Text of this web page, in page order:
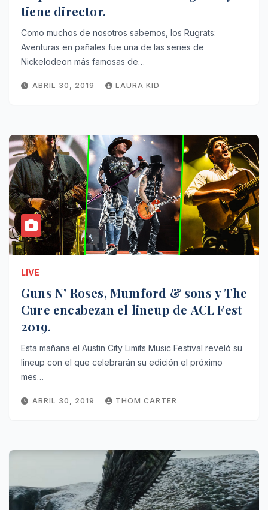
tiene director.
Como muchos de nosotros sabemos, los Rugrats:
Aventuras en pañales fue una de las series de
Nickelodeon más famosas de…
ABRIL 30, 2019 LAURA KID
LIVE
Guns N’ Roses, Mumford & sons y The
Cure encabezan el lineup de ACL Fest
2019.
Esta mañana el Austin City Limits Music Festival reveló su
lineup con el que celebrarán su edición el próximo
mes…
ABRIL 30, 2019 THOM CARTER